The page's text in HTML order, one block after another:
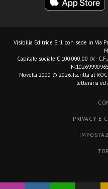
Visibilia Editrice S.r.l. con sede in Via
Capitale sociale € 100.000,00 I.V. -
Novella 2000 © 2026. Iscritta al
letteraria ed
PRIVACY E